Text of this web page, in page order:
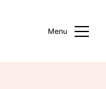
Menu